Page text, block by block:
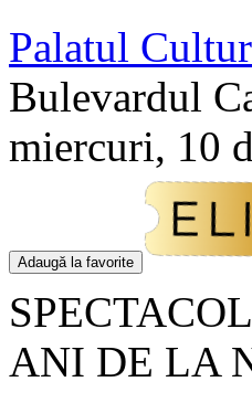
Palatul
Bulevardul
miercuri, 10
Adaugă la favorite
ANI DE LA